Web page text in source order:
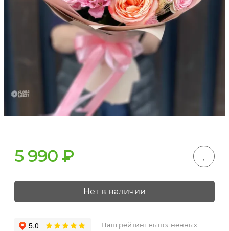
5 990 ₽
Нет в наличии
Наш рейтинг выполненных